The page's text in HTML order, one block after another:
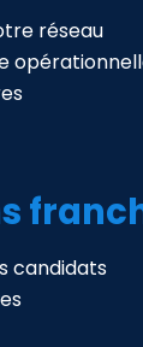
réseau
candidats